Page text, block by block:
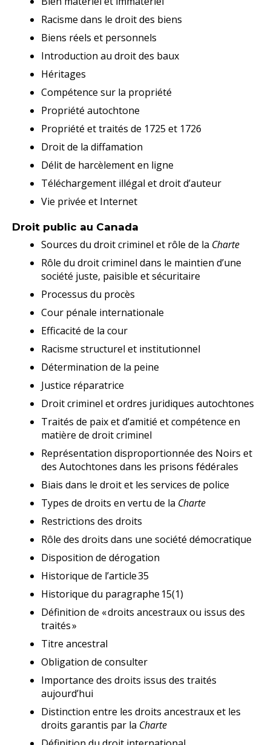
Racisme dans le droit des biens
Biens réels et personnels
Introduction au droit des baux
Héritages
Compétence sur la propriété
Propriété autochtone
Propriété et traités de 1725 et 1726
Droit de la diffamation
Délit de harcèlement en ligne
Téléchargement illégal et droit d’auteur
Vie privée et Internet
Droit public au Canada
Sources du droit criminel et rôle de la Charte
Rôle du droit criminel dans le maintien d’une
société juste, paisible et sécuritaire
Processus du procès
Cour pénale internationale
Efficacité de la cour
Racisme structurel et institutionnel
Détermination de la peine
Justice réparatrice
Droit criminel et ordres juridiques autochtones
Traités de paix et d’amitié et compétence en
matière de droit criminel
Représentation disproportionnée des Noirs et
des Autochtones dans les prisons fédérales
Biais dans le droit et les services de police
Types de droits en vertu de la Charte
Restrictions des droits
Rôle des droits dans une société démocratique
Disposition de dérogation
Historique de l’article 35
Historique du paragraphe 15(1)
Définition de « droits ancestraux ou issus des
traités »
Titre ancestral
Obligation de consulter
Importance des droits issus des traités
aujourd’hui
Distinction entre les droits ancestraux et les
droits garantis par la Charte